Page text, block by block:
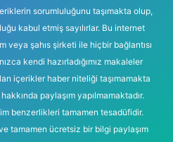
sorumluluğunu taşımakta olup,
kabul etmiş sayılırlar. Bu internet
veya şahıs şirketi ile hiçbir bağlantısı
kendi hazırladığımız makaleler
içerikler haber niteliği taşımamakta
paylaşım yapılmamaktadır.
benzerlikleri tamamen tesadüfidir.
tamamen ücretsiz bir bilgi paylaşım